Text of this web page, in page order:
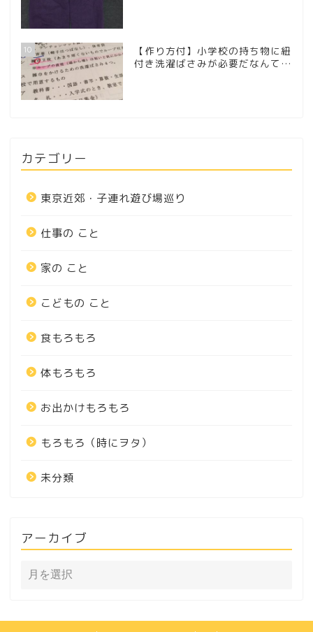
10
【作り方付】小学校の持ち物に紐
付き洗濯ばさみが必要だなんて…
カテゴリー
東京近郊・子連れ遊び場巡り
仕事の こと
家の こと
こどもの こと
食もろもろ
体もろもろ
お出かけもろもろ
もろもろ（時にヲタ）
未分類
アーカイブ